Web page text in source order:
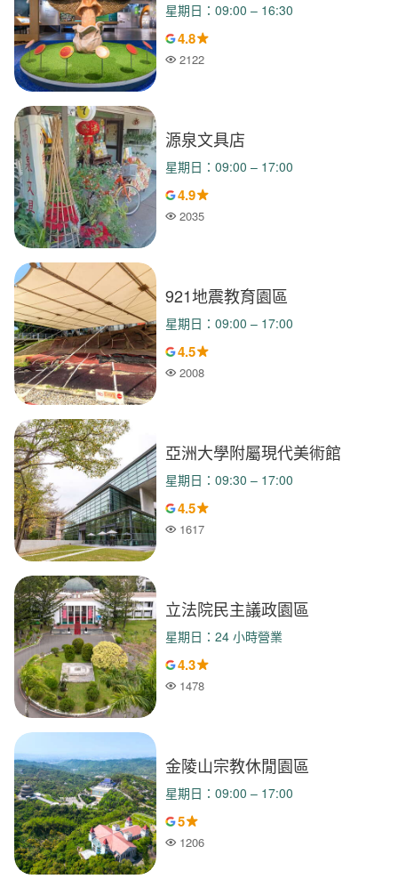
星期日：09:00 – 16:30
4.8
人氣
2122
源泉文具店
星期日：09:00 – 17:00
4.9
人氣
2035
921地震教育園區
星期日：09:00 – 17:00
4.5
人氣
2008
亞洲大學附屬現代美術館
星期日：09:30 – 17:00
4.5
人氣
1617
立法院民主議政園區
星期日：24 小時營業
4.3
人氣
1478
金陵山宗教休閒園區
星期日：09:00 – 17:00
5
人氣
1206